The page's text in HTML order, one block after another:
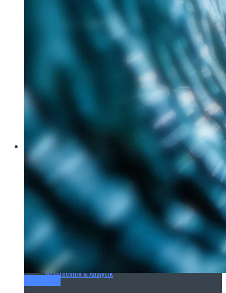
Aquatech Amsterdam
Brau Beviale
Hannover Messe
IFAT
E‑Mag
Wasseraufbereitung
Wasserbehandlung
Wasserinfrastruktur
Anlagen & Komponenten
Messtechnik & Analytik